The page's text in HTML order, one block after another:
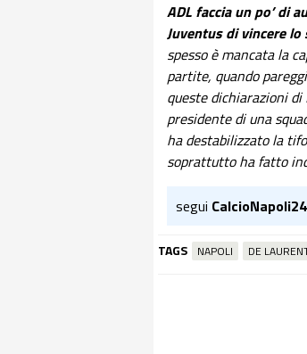
ADL faccia un po’ di
Juventus di vincere
spesso è mancata la
partite, quando
queste dichiarazioni
presidente di una
ha destabilizzato la
soprattutto ha fatto
segui
TAGS NAPOLI DE